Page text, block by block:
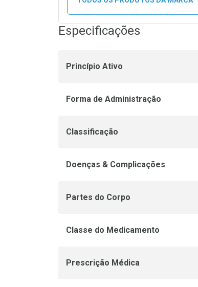
Especificações
Princípio Ativo
Forma de Administração
Classificação
Doenças & Complicações
Partes do Corpo
Classe do Medicamento
Prescrição Médica